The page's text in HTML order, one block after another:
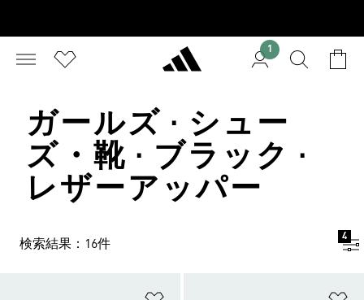
1
ガールズ · シュー
ズ・靴 · ブラック ·
レザーアッパー
検索結果：16件
4